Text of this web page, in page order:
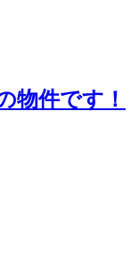
物件です！